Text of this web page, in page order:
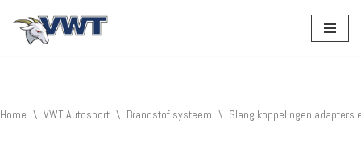
Home \ VWT Autosport \ Brandstof systeem \ Slang koppelingen adapters